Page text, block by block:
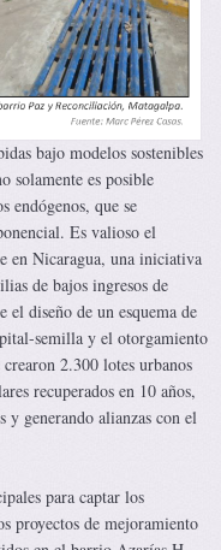
bajo modelos sostenibles
solamente es posible
endógenos, que se
Es valioso el
en Nicaragua, una iniciativa
de bajos ingresos de
diseño de un esquema de
semilla y el otorgamiento
2.300 lotes urbanos
recuperados en 10 años,
y generando alianzas con el
para captar los
proyectos de mejoramiento